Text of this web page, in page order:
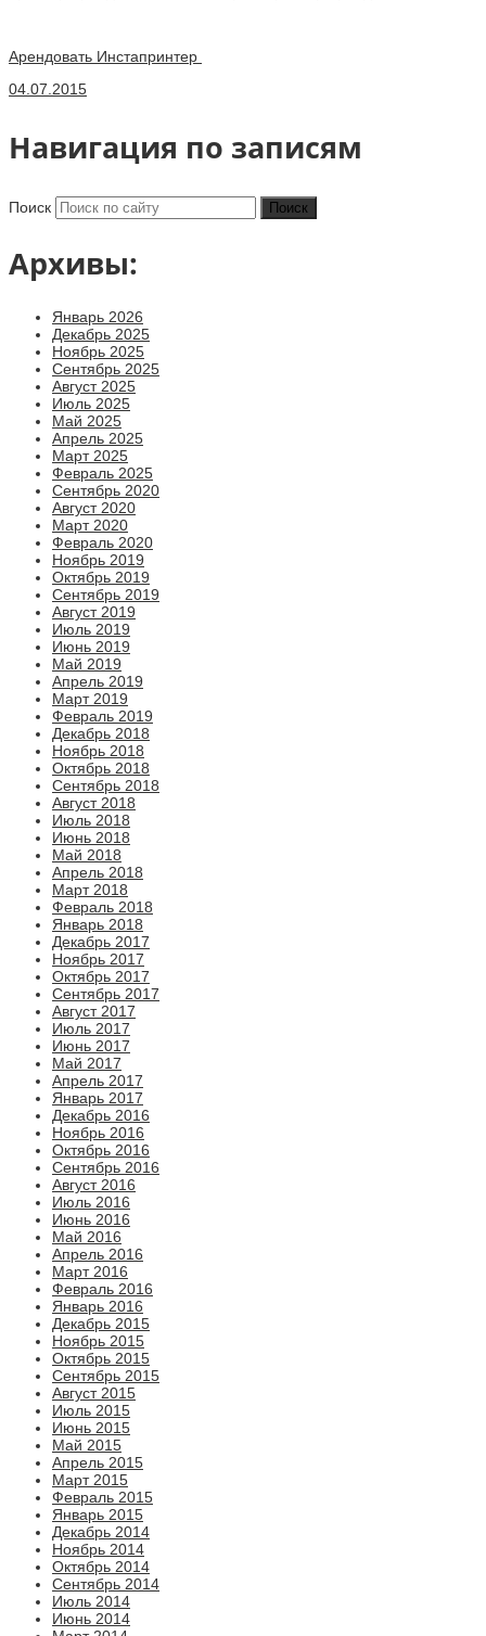
Арендовать Инстапринтер
04.07.2015
Навигация по записям
Поиск
Архивы:
Январь 2026
Декабрь 2025
Ноябрь 2025
Сентябрь 2025
Август 2025
Июль 2025
Май 2025
Апрель 2025
Март 2025
Февраль 2025
Сентябрь 2020
Август 2020
Март 2020
Февраль 2020
Ноябрь 2019
Октябрь 2019
Сентябрь 2019
Август 2019
Июль 2019
Июнь 2019
Май 2019
Апрель 2019
Март 2019
Февраль 2019
Декабрь 2018
Ноябрь 2018
Октябрь 2018
Сентябрь 2018
Август 2018
Июль 2018
Июнь 2018
Май 2018
Апрель 2018
Март 2018
Февраль 2018
Январь 2018
Декабрь 2017
Ноябрь 2017
Октябрь 2017
Сентябрь 2017
Август 2017
Июль 2017
Июнь 2017
Май 2017
Апрель 2017
Январь 2017
Декабрь 2016
Ноябрь 2016
Октябрь 2016
Сентябрь 2016
Август 2016
Июль 2016
Июнь 2016
Май 2016
Апрель 2016
Март 2016
Февраль 2016
Январь 2016
Декабрь 2015
Ноябрь 2015
Октябрь 2015
Сентябрь 2015
Август 2015
Июль 2015
Июнь 2015
Май 2015
Апрель 2015
Март 2015
Февраль 2015
Январь 2015
Декабрь 2014
Ноябрь 2014
Октябрь 2014
Сентябрь 2014
Июль 2014
Июнь 2014